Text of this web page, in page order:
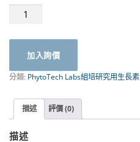
NAA,
PhytoTech
數
加入詢價
分類: PhytoTech Labs組培研究用生長素
描述 評價 (0)
描述